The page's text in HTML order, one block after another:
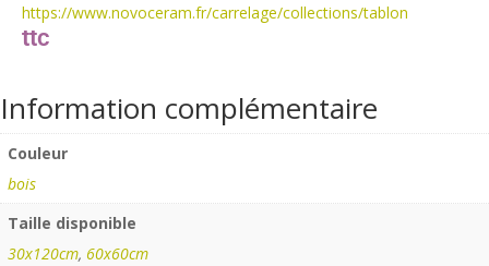
https://www.novoceram.fr/carrelage/collections/tablon
Information complémentaire
Couleur
bois
Taille disponible
30x120cm, 60x60cm